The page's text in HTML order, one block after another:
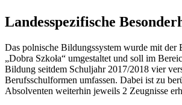
Landesspezifische
Das polnische Bildungssystem wurde mit der
„Dobra Szkoła“ umgestaltet und soll im
Bildung seitdem Schuljahr 2017/2018 vier
Berufsschulformen umfassen. Dabei ist zu
Absolventen weiterhin jeweils 2 Zeugnisse